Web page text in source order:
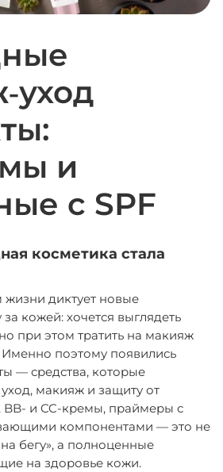
и
с SPF
косметика стала
диктует новые
кожей: хочется выглядеть
при этом тратить на макияж
поэтому появились
— средства, которые
макияж и защиту от
и CC-кремы, праймеры с
компонентами — это не
бегу», а полноценные
на здоровье кожи.